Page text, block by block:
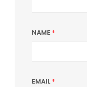
NAME *
EMAIL *